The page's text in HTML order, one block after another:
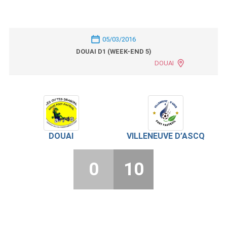
05/03/2016
DOUAI D1 (WEEK-END 5)
DOUAI
DOUAI VILLENEUVE D’ASCQ
0 10